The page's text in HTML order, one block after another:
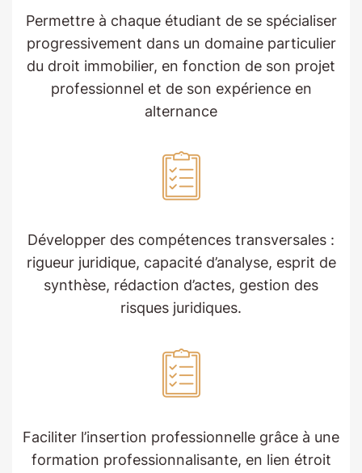
Permettre à chaque étudiant de se spécialiser
progressivement dans un domaine particulier
du droit immobilier, en fonction de son projet
professionnel et de son expérience en
alternance
Développer des compétences transversales :
rigueur juridique, capacité d’analyse, esprit de
synthèse, rédaction d’actes, gestion des
risques juridiques.
Faciliter l’insertion professionnelle grâce à une
formation professionnalisante, en lien étroit